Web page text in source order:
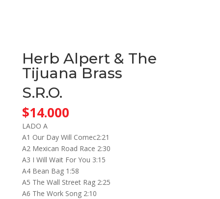
Herb Alpert & The
Tijuana Brass
S.R.O.
$14.000
LADO A
A1 Our Day Will Comec2:21
A2 Mexican Road Race 2:30
A3 I Will Wait For You 3:15
A4 Bean Bag 1:58
A5 The Wall Street Rag 2:25
A6 The Work Song 2:10